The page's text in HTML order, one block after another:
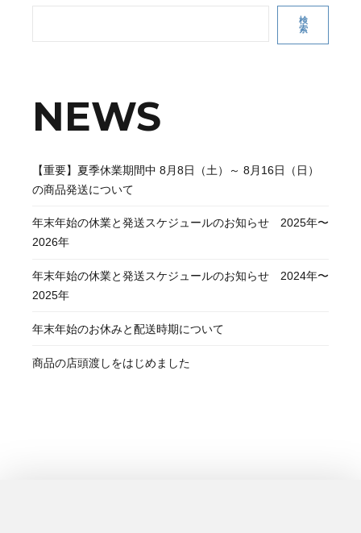
検
索
NEWS
【重要】夏季休業期間中 8月8日（土）～ 8月16日（日）
の商品発送について
年末年始の休業と発送スケジュールのお知らせ 2025年〜
2026年
年末年始の休業と発送スケジュールのお知らせ 2024年〜
2025年
年末年始のお休みと配送時期について
商品の店頭渡しをはじめました